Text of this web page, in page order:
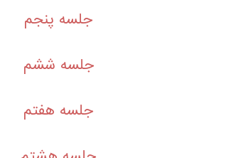
جلسه پنجم
جلسه ششم
جلسه هفتم